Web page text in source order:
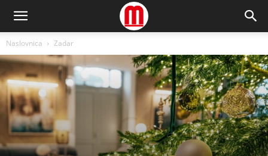
Naslovnica Zadar